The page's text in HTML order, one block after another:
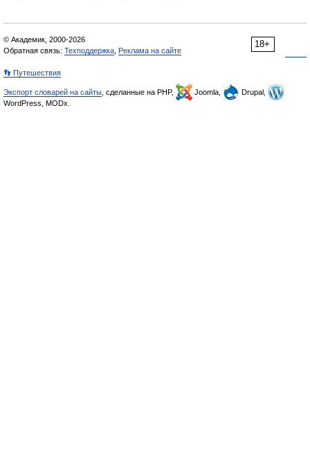
18+
© Академик, 2000-2026
Обратная связь: Техподдержка Реклама на сайте
👣 Путешествия
Экспорт словарей на сайты , сделанные на PHP, Joomla,
Drupal,
WordPress, MODx.